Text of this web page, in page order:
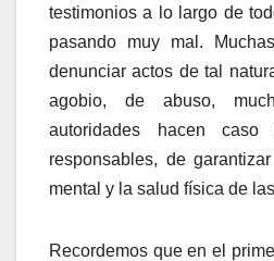
testimonios a lo largo de
pasando muy mal.
denunciar actos de tal
agobio, de abuso,
autoridades hacen
responsables, de
mental y la salud física de
Recordemos que en el